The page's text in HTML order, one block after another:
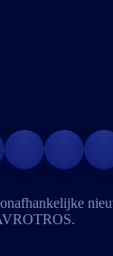
.